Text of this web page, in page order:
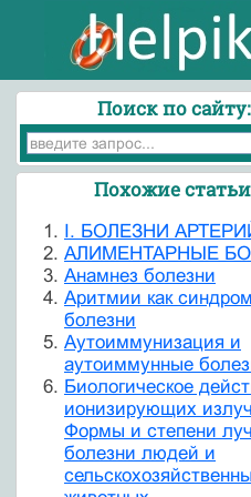
Поиск по сайту:
Похожие
I. БОЛЕЗНИ
АЛИМЕНТАРНЫЕ
Анамнез болезни
Аритмии как синдром
болезни
Аутоиммунизация и
аутоиммунные
Биологическое
ионизирующих
Формы и степени
болезни людей и